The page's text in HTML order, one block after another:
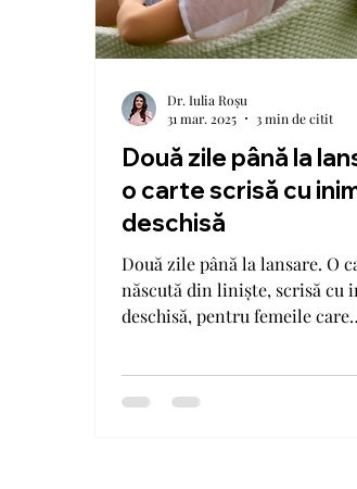
Două zile până la
o carte scrisă cu
deschisă
Două zile până la lansare. O
născută din liniște, scrisă cu
deschisă, pentru femeile care
Dr. Iulia Roșu
31 mar. 2025
3 min de citit